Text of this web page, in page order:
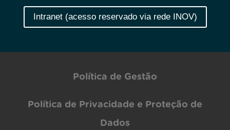
Intranet (acesso reservado via rede INOV)
Política de Gestão
Política de Privacidade e Proteção de
Dados